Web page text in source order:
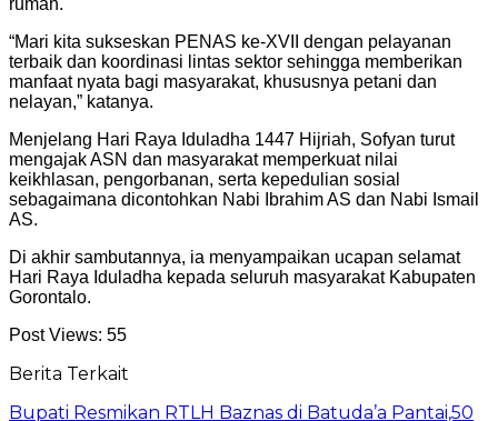
“Mari kita sukseskan PENAS ke-XVII dengan pelayanan
terbaik dan koordinasi lintas sektor sehingga memberikan
manfaat nyata bagi masyarakat, khususnya petani dan
nelayan,” katanya.
Menjelang Hari Raya Iduladha 1447 Hijriah, Sofyan turut
mengajak ASN dan masyarakat memperkuat nilai
keikhlasan, pengorbanan, serta kepedulian sosial
sebagaimana dicontohkan Nabi Ibrahim AS dan Nabi Ismail
AS.
Di akhir sambutannya, ia menyampaikan ucapan selamat
Hari Raya Iduladha kepada seluruh masyarakat Kabupaten
Gorontalo.
Post Views: 55
Berita Terkait
Bupati Resmikan RTLH Baznas di Batuda’a Pantai,50